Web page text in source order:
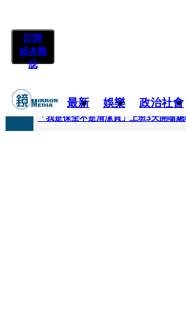
訂閱
紙本雜
誌
最新 娛樂 政治社會
快訊